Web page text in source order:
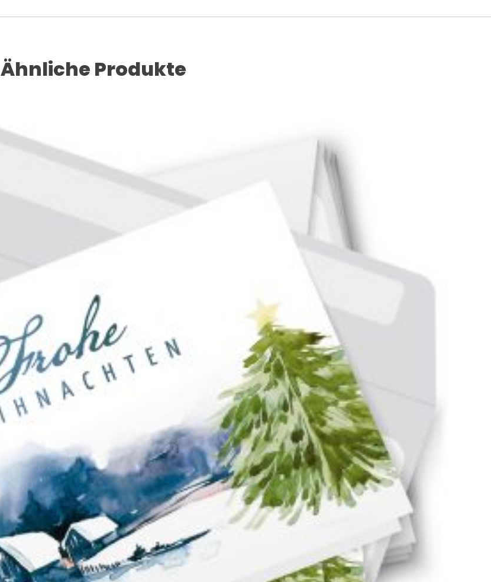
Ähnliche Produkte